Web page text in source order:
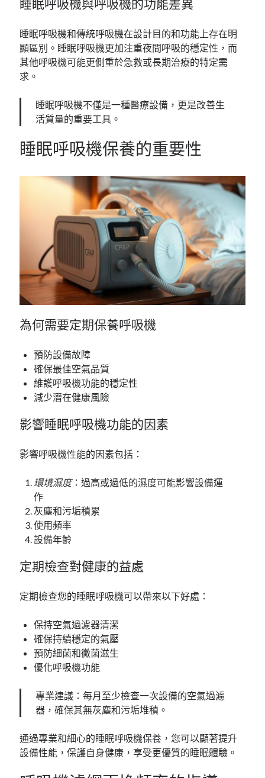
睡眠呼吸機與呼吸機的功能差異
睡眠呼吸機和傳統呼吸機在設計目的和功能上存在明
顯區別。睡眠呼吸機更加注重夜間呼吸的穩定性，而
其他呼吸機可能更側重於急救或長期治療的特定需
求。
睡眠呼吸機不僅是一種醫療設備，更是改善生
活質量的重要工具。
睡眠呼吸機保養的重要性
為何需要定期保養呼吸機
預防設備故障
確保最佳空氣品質
維護呼吸機功能的穩定性
減少潛在健康風險
影響睡眠呼吸機功能的因素
影響呼吸機性能的因素包括：
環境濕度：過高或過低的濕度可能影響設備運
作
灰塵和污垢積累
使用頻率
設備年齡
定期檢查對健康的益處
定期檢查您的睡眠呼吸機可以帶來以下好處：
保持空氣過濾器清潔
確保持續穩定的氣壓
預防細菌和黴菌滋生
優化呼吸機功能
專業建議：每月至少檢查一次設備的空氣過濾
器，確保其無灰塵和污垢堆積。
通過專業和細心的睡眠呼吸機保養，您可以顯著提升
設備性能，保護自身健康，享受更優質的睡眠體驗。